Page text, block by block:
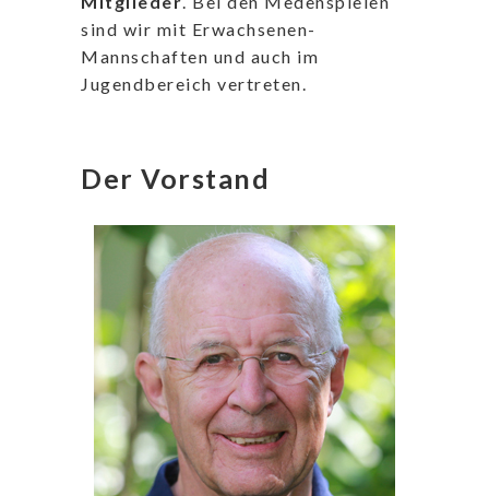
sind wir mit Erwachsenen-
Mannschaften und auch im
Jugendbereich vertreten.
Der Vorstand